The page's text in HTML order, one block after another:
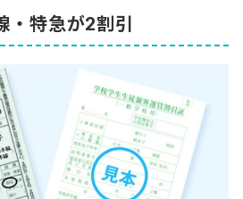
・特急が2割引